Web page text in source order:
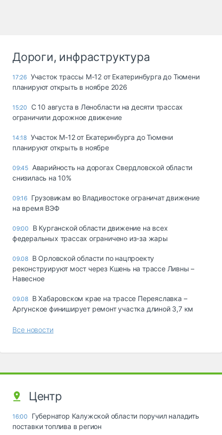
Дороги, инфраструктура
17:26 Участок трассы М-12 от Екатеринбурга до Тюмени
планируют открыть в ноябре 2026
15:20
С 10 августа в Ленобласти на десяти трассах
ограничили дорожное движение
14:18 Участок М-12 от Екатеринбурга до Тюмени
планируют открыть в ноябре
09:45 Аварийность на дорогах Свердловской области
снизилась на 10%
09:16 Грузовикам во Владивостоке ограничат движение
на время ВЭФ
09:00
В Курганской области движение на всех
федеральных трассах ограничено из-за жары
09.08 В Орловской области по нацпроекту
реконструируют мост через Кшень на трассе Ливны –
Навесное
09.08 В Хабаровском крае на трассе Переяславка –
Аргунское финиширует ремонт участка длиной 3,7 км
Все новости
Центр
16:00
Губернатор Калужской области поручил наладить
поставки топлива в регион